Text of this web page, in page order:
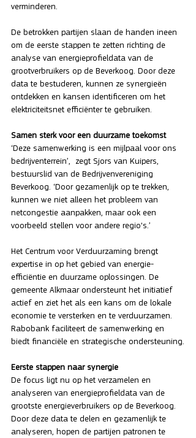
verminderen.
De betrokken partijen slaan de handen ineen
om de eerste stappen te zetten richting de
analyse van energieprofieldata van de
grootverbruikers op de Beverkoog. Door deze
data te bestuderen, kunnen ze synergieën
ontdekken en kansen identificeren om het
elektriciteitsnet efficiënter te gebruiken.
Samen sterk voor een duurzame toekomst
‘Deze samenwerking is een mijlpaal voor ons
bedrijventerrein’,  zegt Sjors van Kuipers,
bestuurslid van de Bedrijvenvereniging
Beverkoog. ‘Door gezamenlijk op te trekken,
kunnen we niet alleen het probleem van
netcongestie aanpakken, maar ook een
voorbeeld stellen voor andere regio's.’
Het Centrum voor Verduurzaming brengt
expertise in op het gebied van energie-
efficiëntie en duurzame oplossingen. De
gemeente Alkmaar ondersteunt het initiatief
actief en ziet het als een kans om de lokale
economie te versterken en te verduurzamen.
Rabobank faciliteert de samenwerking en
biedt financiële en strategische ondersteuning.
Eerste stappen naar synergie
De focus ligt nu op het verzamelen en
analyseren van energieprofieldata van de
grootste energieverbruikers op de Beverkoog.
Door deze data te delen en gezamenlijk te
analyseren, hopen de partijen patronen te